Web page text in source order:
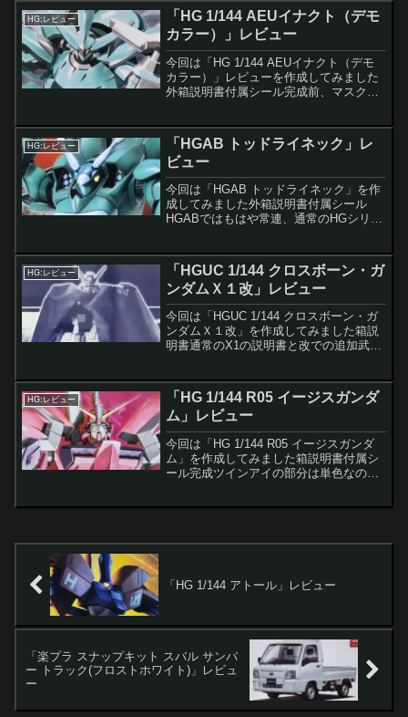
クリアではないパーツ付属品とギミック
の確認付属品...
HG:レビュー
「HG 1/144 AEUイナクト（デモ
カラー）」レビュー
今回は「HG 1/144 AEUイナクト（デモ
カラー）」レビューを作成してみました
外箱説明書付属シール完成前、マスク
替えで再現できます、今回は指揮官機で
作成後付属品とギ...
HG:レビュー
「HGAB トッドライネック」レ
ビュー
今回は「HGAB トッドライネック」を作
成してみました外箱説明書付属シール
HGABではもはや常連、通常のHGシリー
いいんだよコクピット付近の機械類はち
ゃんと造形されてい...
HG:レビュー
「HGUC 1/144 クロスボーン・ガ
ンダムＸ１改」レビュー
今回は「HGUC 1/144 クロスボーン・ガ
ンダムＸ１改」を作成してみました箱説
明書通常のX1の説明書と改での追加武装
ールに頼ることになります私は塗りまし
た（若干失敗...
HG:レビュー
「HG 1/144 R05 イージスガンダ
ム」レビュー
今回は「HG 1/144 R05 イージスガンダ
ム」を作成してみました箱説明書付属シ
ール完成ツインアイの部分は単色なので
「HG 1/144 アトール」レビュー
「楽プラ スナップキット スバル サンバ
ー トラック(フロストホワイト)」レビュ
ー